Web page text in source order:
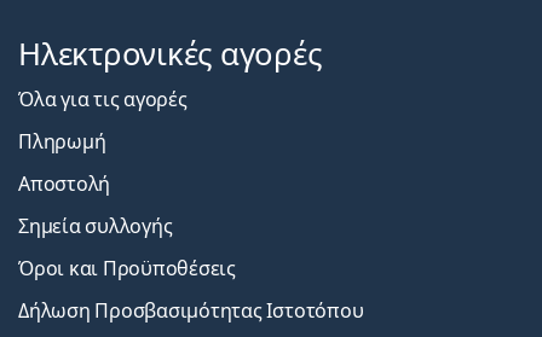
Ηλεκτρονικές αγορές
Όλα για τις αγορές
Πληρωμή
Αποστολή
Σημεία συλλογής
Όροι και Προϋποθέσεις
Δήλωση Προσβασιμότητας Ιστοτόπου